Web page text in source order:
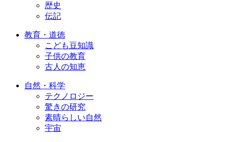
歴史
伝記
教育・道徳
こども豆知識
子供の教育
古人の知恵
自然・科学
テクノロジー
驚きの研究
素晴らしい自然
宇宙